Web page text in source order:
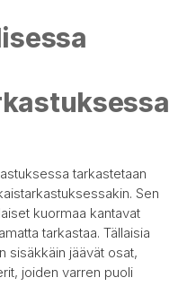
tarkastetaan
Sen
kuormaa kantavat
tarkastaa. Tällaisia
sisäkkäin jäävät osat,
joiden varren puoli